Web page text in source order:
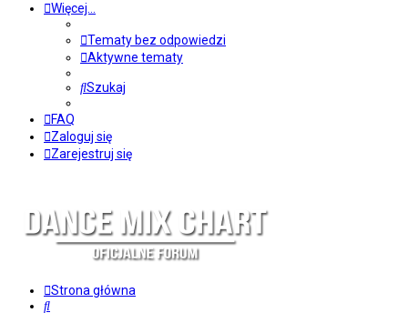
Więcej…
Tematy bez odpowiedzi
Aktywne tematy
Szukaj
FAQ
Zaloguj się
Zarejestruj się
Strona główna
Szukaj